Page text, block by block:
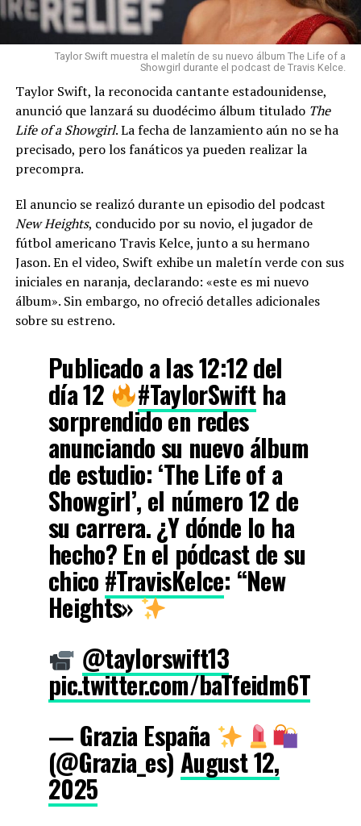
Taylor Swift muestra el maletín de su nuevo álbum The Life of a
Showgirl durante el podcast de Travis Kelce.
Taylor Swift, la reconocida cantante estadounidense,
anunció que lanzará su duodécimo álbum titulado The
Life of a Showgirl. La fecha de lanzamiento aún no se ha
precisado, pero los fanáticos ya pueden realizar la
precompra.
El anuncio se realizó durante un episodio del podcast
New Heights, conducido por su novio, el jugador de
fútbol americano Travis Kelce, junto a su hermano
Jason. En el video, Swift exhibe un maletín verde con sus
iniciales en naranja, declarando: «este es mi nuevo
álbum». Sin embargo, no ofreció detalles adicionales
sobre su estreno.
Publicado a las 12:12 del
día 12 #TaylorSwiftha
sorprendido en redes
anunciando su nuevo álbum
de estudio: ‘The Life of a
Showgirl’, el número 12 de
su carrera. ¿Y dónde lo ha
hecho? En el pódcast de su
chico #TravisKelce: “New
Heights»
@taylorswift13
pic.twitter.com/baTfeidm6T
— Grazia España
(@Grazia_es) August 12,
2025